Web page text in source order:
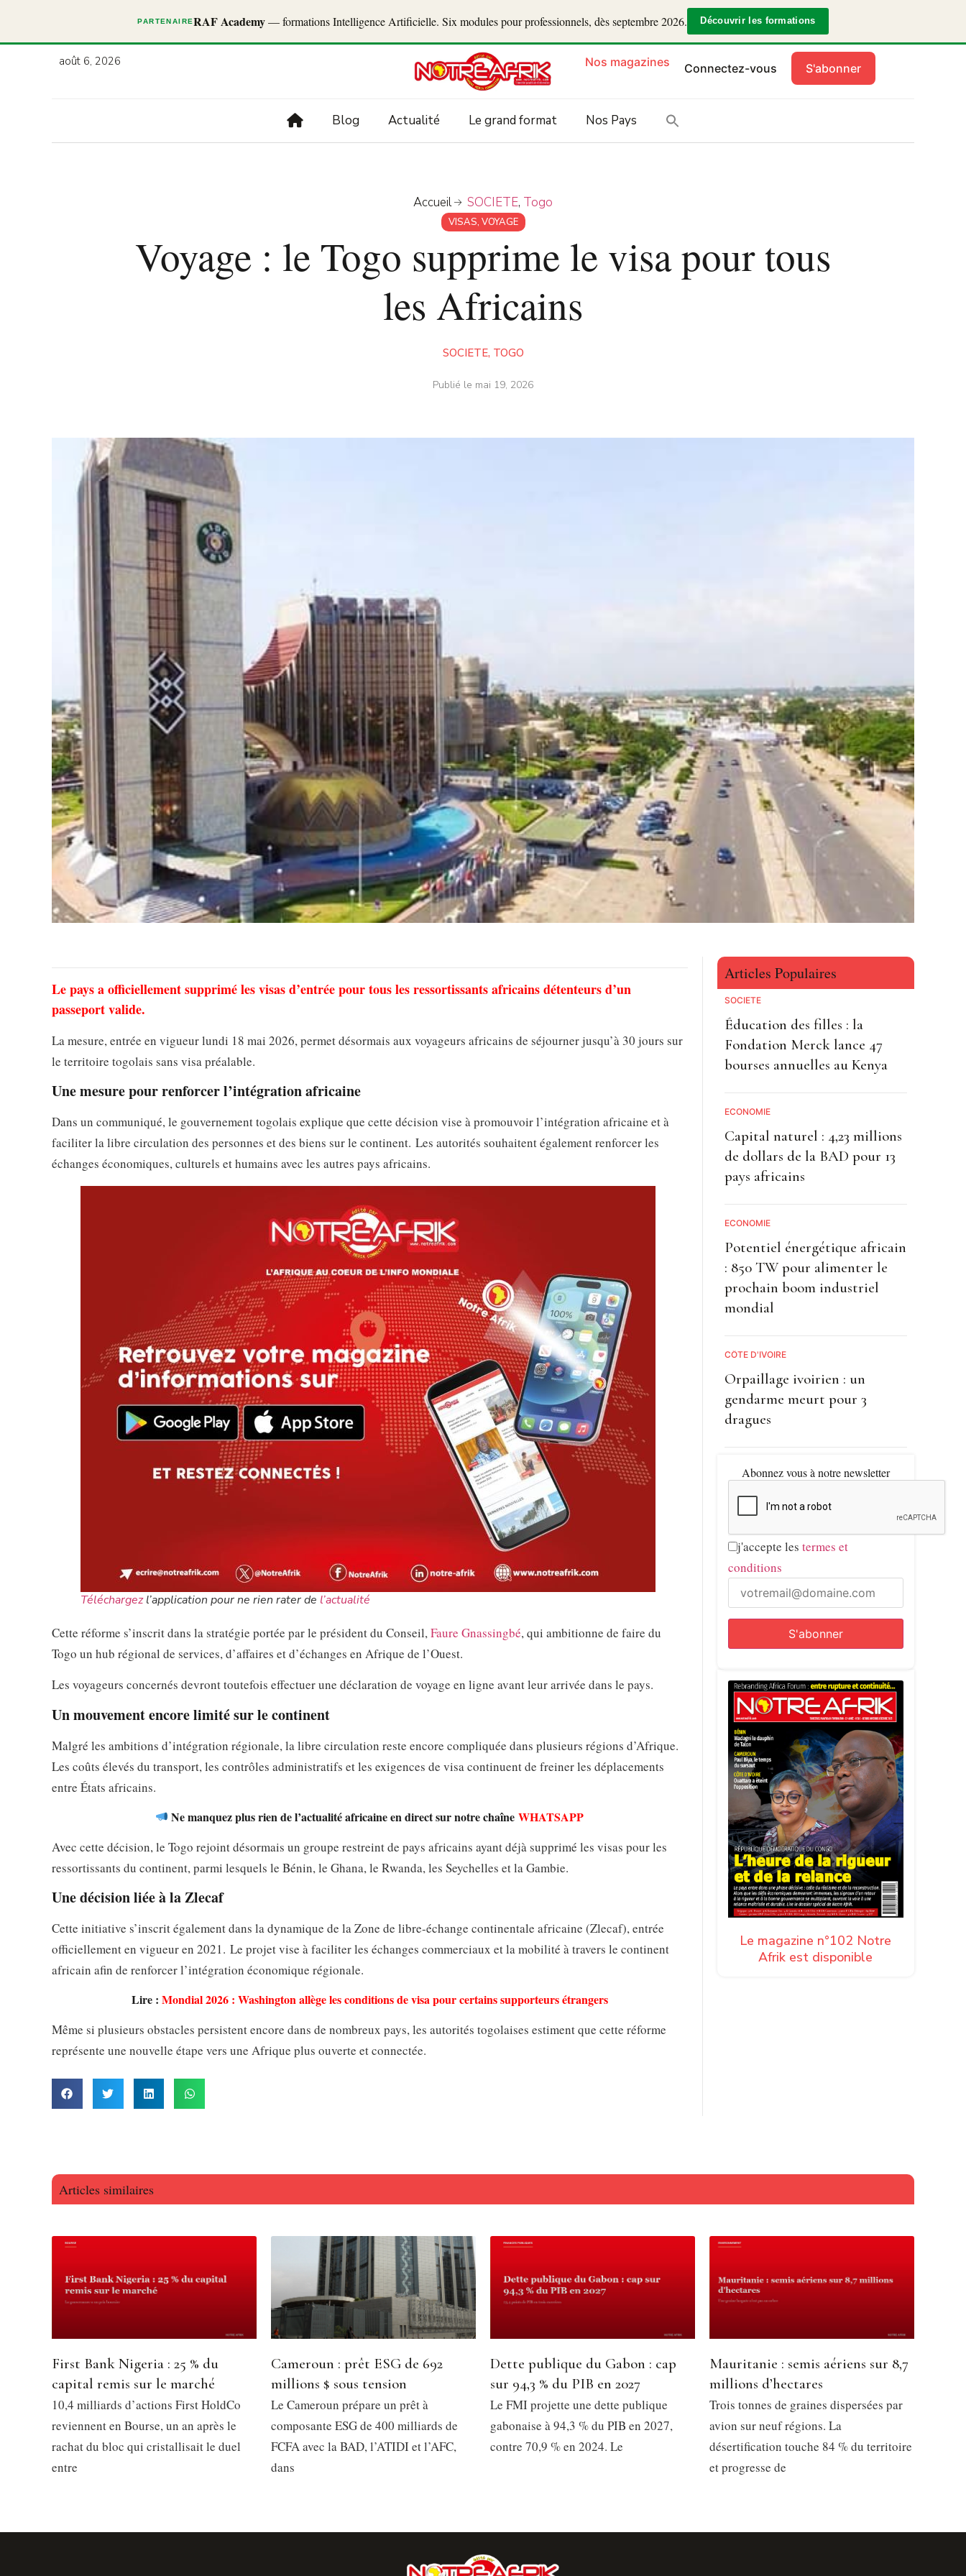
PARTENAIRERAF Academy— formations Intelligence Artificielle. Six modules pour professionnels, dès septembre 2026. Découvrir les formations
août 6, 2026 Nos magazines Connectez-vous S'abonner
Blog Actualité Le grand format Nos Pays
Accueil SOCIETE, Togo
VISAS, VOYAGE
Voyage : le Togo supprime le visa pour tous
les Africains
SOCIETE, TOGO
Publié le mai 19, 2026
Le pays a officiellement supprimé les visas d’entrée pour tous les ressortissants africains détenteurs d’un
passeport valide.
La mesure, entrée en vigueur lundi 18 mai 2026, permet désormais aux voyageurs africains de séjourner jusqu’à 30 jours sur
le territoire togolais sans visa préalable.
Une mesure pour renforcer l’intégration africaine
Dans un communiqué, le gouvernement togolais explique que cette décision vise à promouvoir l’intégration africaine et à
faciliter la libre circulation des personnes et des biens sur le continent. Les autorités souhaitent également renforcer les
échanges économiques, culturels et humains avec les autres pays africains.
Téléchargezl’application pour ne rien rater de l’actualité
Cette réforme s’inscrit dans la stratégie portée par le président du Conseil,Faure Gnassingbé, qui ambitionne de faire du
Togo un hub régional de services, d’affaires et d’échanges en Afrique de l’Ouest.
Les voyageurs concernés devront toutefois effectuer une déclaration de voyage en ligne avant leur arrivée dans le pays.
Un mouvement encore limité sur le continent
Malgré les ambitions d’intégration régionale, la libre circulation reste encore compliquée dans plusieurs régions d’Afrique.
Les coûts élevés du transport, les contrôles administratifs et les exigences de visa continuent de freiner les déplacements
entre États africains.
Ne manquez plus rien de l’actualité africaine en direct sur notre chaîneWHATSAPP
Avec cette décision, le Togo rejoint désormais un groupe restreint de pays africains ayant déjà supprimé les visas pour les
ressortissants du continent, parmi lesquels le Bénin, le Ghana, le Rwanda, les Seychelles et la Gambie.
Une décision liée à la Zlecaf
Cette initiative s’inscrit également dans la dynamique de la Zone de libre-échange continentale africaine (Zlecaf), entrée
officiellement en vigueur en 2021. Le projet vise à faciliter les échanges commerciaux et la mobilité à travers le continent
africain afin de renforcer l’intégration économique régionale.
Lire : Mondial 2026 : Washington allège les conditions de visa pour certains supporteurs étrangers
Même si plusieurs obstacles persistent encore dans de nombreux pays, les autorités togolaises estiment que cette réforme
représente une nouvelle étape vers une Afrique plus ouverte et connectée.
Articles Populaires
SOCIETE
Éducation des filles : la
Fondation Merck lance 47
bourses annuelles au Kenya
ECONOMIE
Capital naturel : 4,23 millions
de dollars de la BAD pour 13
pays africains
ECONOMIE
Potentiel énergétique africain
: 850 TW pour alimenter le
prochain boom industriel
mondial
CÔTE D'IVOIRE
Orpaillage ivoirien : un
gendarme meurt pour 3
dragues
Abonnez vous à notre newsletter
j'accepte les termes et
conditions
Le magazine n°102 Notre
Afrik est disponible
Articles similaires
First Bank Nigeria : 25 % du
capital remis sur le marché
10,4 milliards d’actions First HoldCo
reviennent en Bourse, un an après le
rachat du bloc qui cristallisait le duel
entre
Cameroun : prêt ESG de 692
millions $ sous tension
Le Cameroun prépare un prêt à
composante ESG de 400 milliards de
FCFA avec la BAD, l’ATIDI et l’AFC,
dans
Dette publique du Gabon : cap
sur 94,3 % du PIB en 2027
Le FMI projette une dette publique
gabonaise à 94,3 % du PIB en 2027,
contre 70,9 % en 2024. Le
Mauritanie : semis aériens sur 8,7
millions d’hectares
Trois tonnes de graines dispersées par
avion sur neuf régions. La
désertification touche 84 % du territoire
et progresse de